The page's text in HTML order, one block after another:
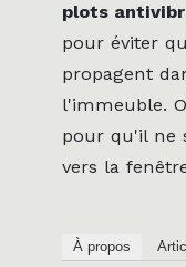
plots
pour éviter
propagent
l'immeuble.
pour qu'il ne
vers la
À propos